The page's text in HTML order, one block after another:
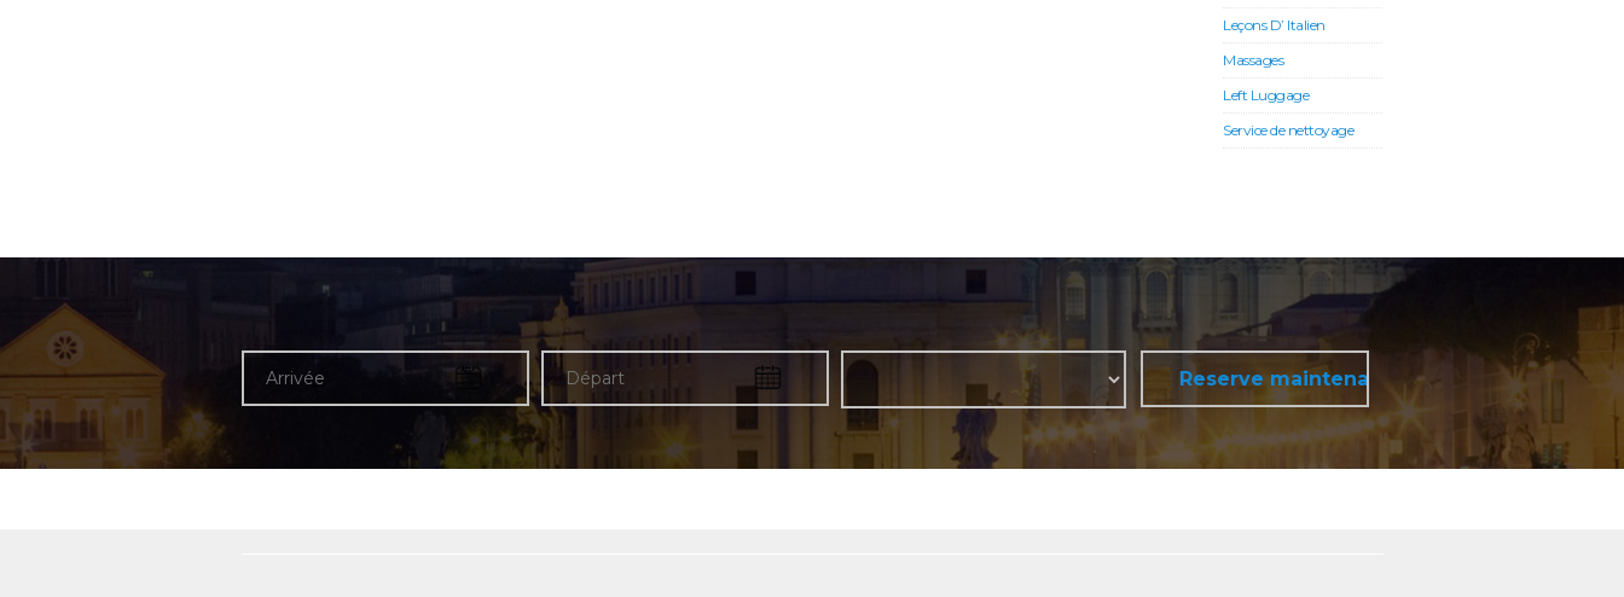
Leçons D’ Italien
Massages
Left Luggage
Service de nettoyage